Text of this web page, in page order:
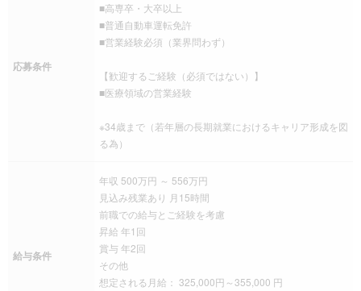
応募条件
■高専卒・大卒以上
■普通自動車運転免許
■営業経験必須（業界問わず）
【歓迎するご経験（必須ではない）】
■医療領域の営業経験
※34歳まで（若年層の長期就業におけるキャリア形成を図
る為）
給与条件
年収 500万円 ～ 556万円
見込み残業あり 月15時間
前職での給与とご経験を考慮
昇給 年1回
賞与 年2回
その他
想定される月給： 325,000円～355,000 円